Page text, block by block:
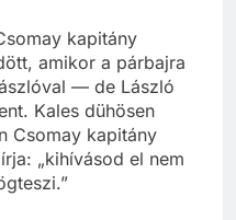
kapitány
amikor a párbajra
— de László
Kales dühösen
Csomay kapitány
„kihívásod el nem